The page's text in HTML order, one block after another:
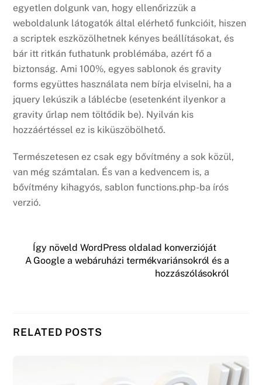
egyetlen dolgunk van, hogy ellenőrizzük a
weboldalunk látogatók által elérhető funkcióit, hiszen
a scriptek eszközölhetnek kényes beállításokat, és
bár itt ritkán futhatunk problémába, azért fő a
biztonság. Ami 100%, egyes sablonok és gravity
forms együttes használata nem bírja elviselni, ha a
jquery lekúszik a láblécbe (esetenként ilyenkor a
gravity űrlap nem töltődik be). Nyilván kis
hozzáértéssel ez is kiküszöbölhető.
Természetesen ez csak egy bővítmény a sok közül,
van még számtalan. És van a kedvencem is, a
bővítmény kihagyós, sablon functions.php-ba írós
verzió.
Így növeld WordPress oldalad konverzióját
A Google a webáruházi termékvariánsokról és a
hozzászólásokról
RELATED POSTS